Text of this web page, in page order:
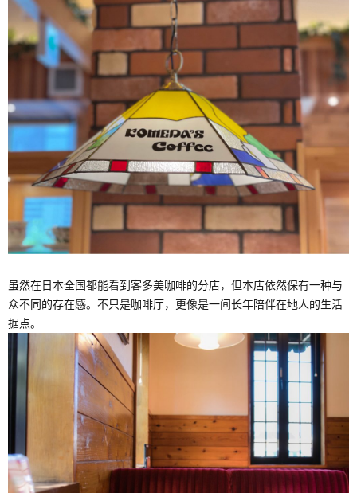
虽然在日本全国都能看到客多美咖啡的分店，但本店依然保有一种与
众不同的存在感。不只是咖啡厅，更像是一间长年陪伴在地人的生活
据点。